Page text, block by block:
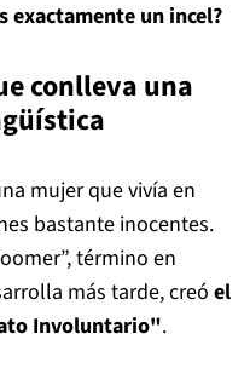
exactamente un incel?
conlleva una
mujer que vivía en
bastante inocentes.
término en
más tarde, creó el
Involuntario".